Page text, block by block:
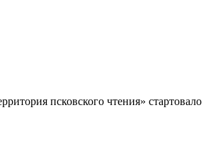
псковского чтения» стартовало